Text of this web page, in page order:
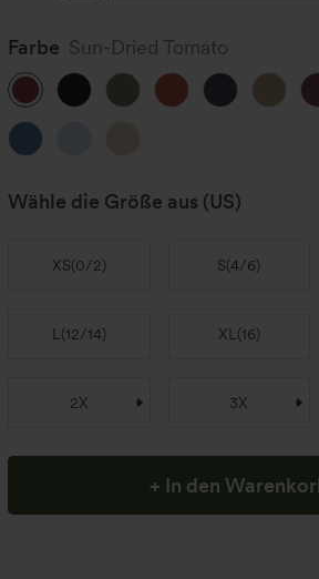
Farbe Sun-Dried Tomato
Wähle die Größe aus (US)
XS(0/2) S(4/6)
L (12/14) XL (16)
2X 3X
+ In den